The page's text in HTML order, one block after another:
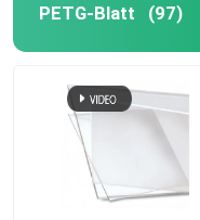
PETG-Blatt (97)